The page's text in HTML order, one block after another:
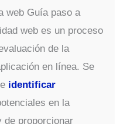
web Guía paso a
web es un proceso
de la
en línea. Se
identificar
en la
de proporcionar